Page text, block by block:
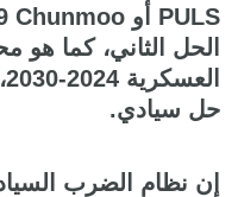
الحل الثاني، كما هو
حل سيادي.
إن نظام الضرب